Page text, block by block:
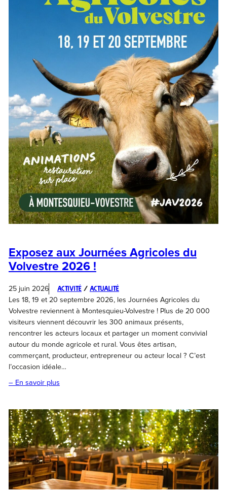
Exposez aux Journées Agricoles du
Volvestre 2026 !
25 juin 2026 Activité / Actualité
Les 18, 19 et 20 septembre 2026, les Journées Agricoles du
Volvestre reviennent à Montesquieu-Volvestre ! Plus de 20 000
visiteurs viennent découvrir les 300 animaux présents,
rencontrer les acteurs locaux et partager un moment convivial
autour du monde agricole et rural. Vous êtes artisan,
commerçant, producteur, entrepreneur ou acteur local ? C’est
l’occasion idéale…
– En savoir plus